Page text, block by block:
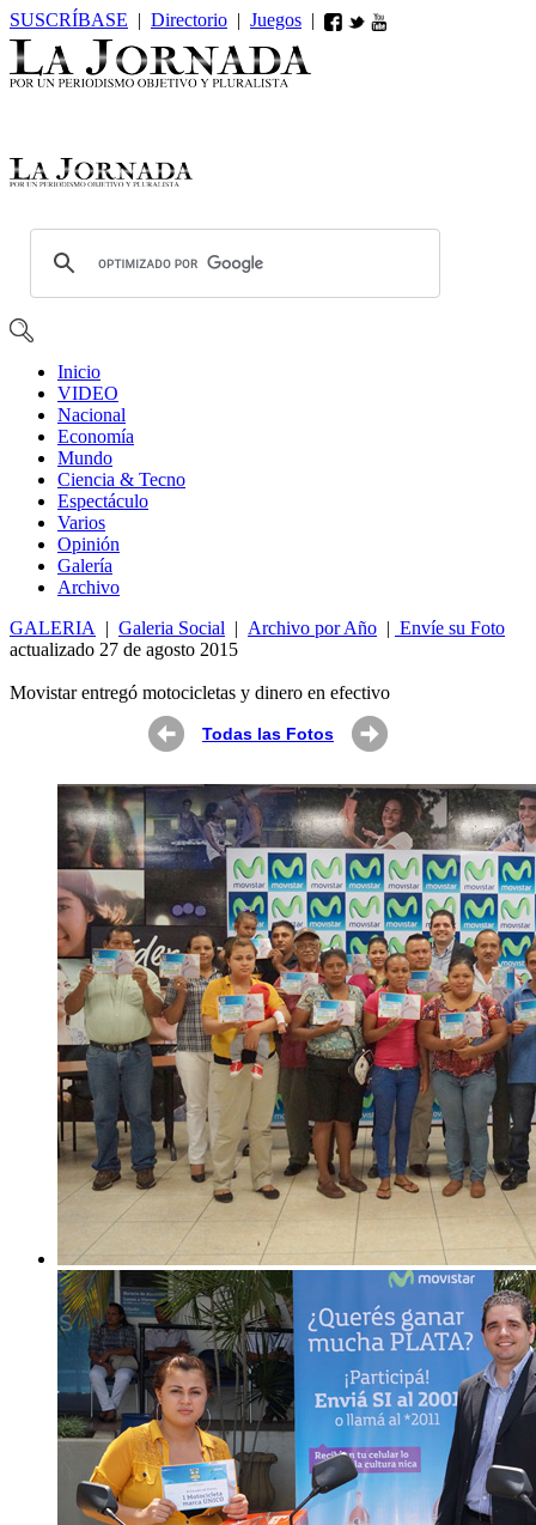
SUSCRÍBASE | Directorio | Juegos |
Inicio
VIDEO
Nacional
Economía
Mundo
Ciencia & Tecno
Espectáculo
Varios
Opinión
Galería
Archivo
GALERIA
| Galeria Social | Archivo por Año | Envíe su Foto
actualizado 27 de agosto 2015
Movistar entregó motocicletas y dinero en efectivo
Todas las Fotos